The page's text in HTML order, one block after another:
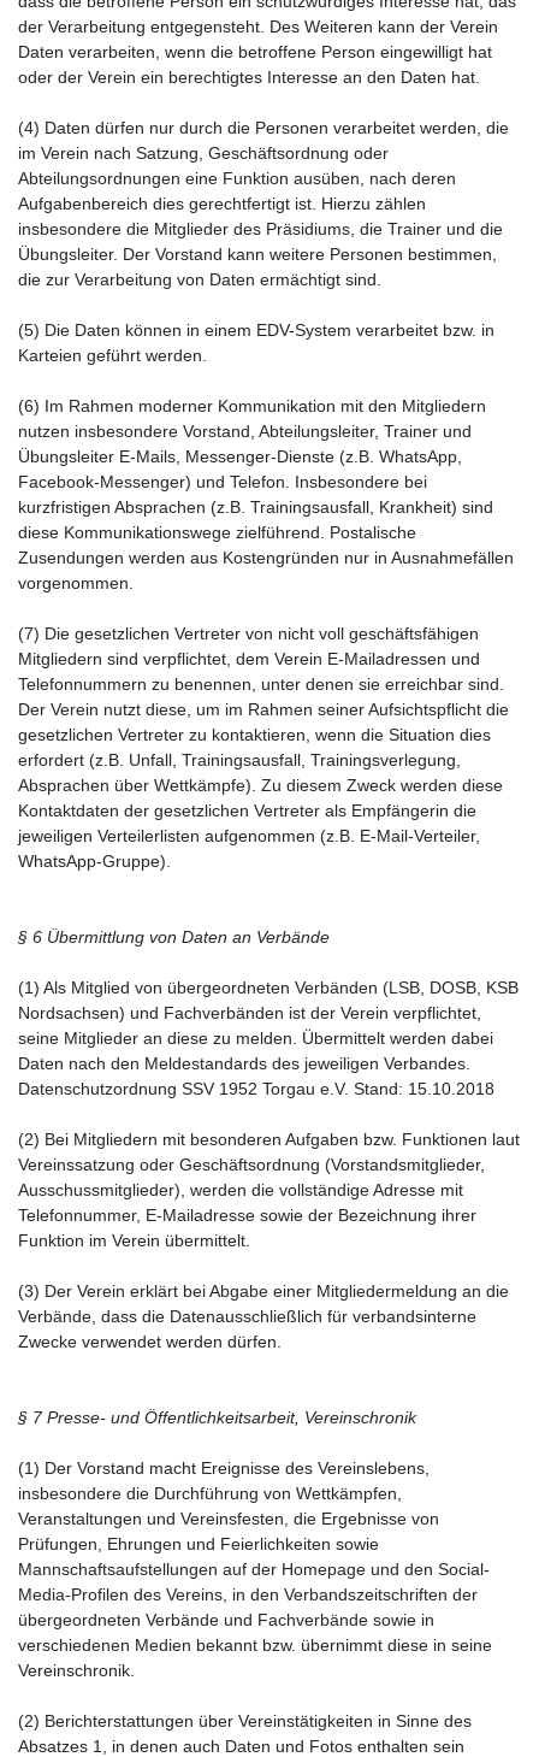
der Verarbeitung entgegensteht. Des Weiteren kann der Verein
Daten verarbeiten, wenn die betroffene Person eingewilligt hat
oder der Verein ein berechtigtes Interesse an den Daten hat.
(4) Daten dürfen nur durch die Personen verarbeitet werden, die
im Verein nach Satzung, Geschäftsordnung oder
Abteilungsordnungen eine Funktion ausüben, nach deren
Aufgabenbereich dies gerechtfertigt ist. Hierzu zählen
insbesondere die Mitglieder des Präsidiums, die Trainer und die
Übungsleiter. Der Vorstand kann weitere Personen bestimmen,
die zur Verarbeitung von Daten ermächtigt sind.
(5) Die Daten können in einem EDV-System verarbeitet bzw. in
Karteien geführt werden.
(6) Im Rahmen moderner Kommunikation mit den Mitgliedern
nutzen insbesondere Vorstand, Abteilungsleiter, Trainer und
Übungsleiter E-Mails, Messenger-Dienste (z.B. WhatsApp,
Facebook-Messenger) und Telefon. Insbesondere bei
kurzfristigen Absprachen (z.B. Trainingsausfall, Krankheit) sind
diese Kommunikationswege zielführend. Postalische
Zusendungen werden aus Kostengründen nur in Ausnahmefällen
vorgenommen.
(7) Die gesetzlichen Vertreter von nicht voll geschäftsfähigen
Mitgliedern sind verpflichtet, dem Verein E-Mailadressen und
Telefonnummern zu benennen, unter denen sie erreichbar sind.
Der Verein nutzt diese, um im Rahmen seiner Aufsichtspflicht die
gesetzlichen Vertreter zu kontaktieren, wenn die Situation dies
erfordert (z.B. Unfall, Trainingsausfall, Trainingsverlegung,
Absprachen über Wettkämpfe). Zu diesem Zweck werden diese
Kontaktdaten der gesetzlichen Vertreter als Empfängerin die
jeweiligen Verteilerlisten aufgenommen (z.B. E-Mail-Verteiler,
WhatsApp-Gruppe).
§ 6 Übermittlung von Daten an Verbände
(1) Als Mitglied von übergeordneten Verbänden (LSB, DOSB, KSB
Nordsachsen) und Fachverbänden ist der Verein verpflichtet,
seine Mitglieder an diese zu melden. Übermittelt werden dabei
Daten nach den Meldestandards des jeweiligen Verbandes.
Datenschutzordnung SSV 1952 Torgau e.V. Stand: 15.10.2018
(2) Bei Mitgliedern mit besonderen Aufgaben bzw. Funktionen laut
Vereinssatzung oder Geschäftsordnung (Vorstandsmitglieder,
Ausschussmitglieder), werden die vollständige Adresse mit
Telefonnummer, E-Mailadresse sowie der Bezeichnung ihrer
Funktion im Verein übermittelt.
(3) Der Verein erklärt bei Abgabe einer Mitgliedermeldung an die
Verbände, dass die Datenausschließlich für verbandsinterne
Zwecke verwendet werden dürfen.
§ 7 Presse- und Öffentlichkeitsarbeit, Vereinschronik
(1) Der Vorstand macht Ereignisse des Vereinslebens,
insbesondere die Durchführung von Wettkämpfen,
Veranstaltungen und Vereinsfesten, die Ergebnisse von
Prüfungen, Ehrungen und Feierlichkeiten sowie
Mannschaftsaufstellungen auf der Homepage und den Social-
Media-Profilen des Vereins, in den Verbandszeitschriften der
übergeordneten Verbände und Fachverbände sowie in
verschiedenen Medien bekannt bzw. übernimmt diese in seine
Vereinschronik.
(2) Berichterstattungen über Vereinstätigkeiten in Sinne des
Absatzes 1, in denen auch Daten und Fotos enthalten sein